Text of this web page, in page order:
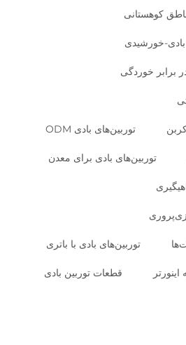
کوهستانی
بادی-خورشیدی
برابر خوردگی
توربین‌های بادی ODM
توربین‌های بادی برای معدن
توربین‌های بادی با باتری
قطعات توربین بادی